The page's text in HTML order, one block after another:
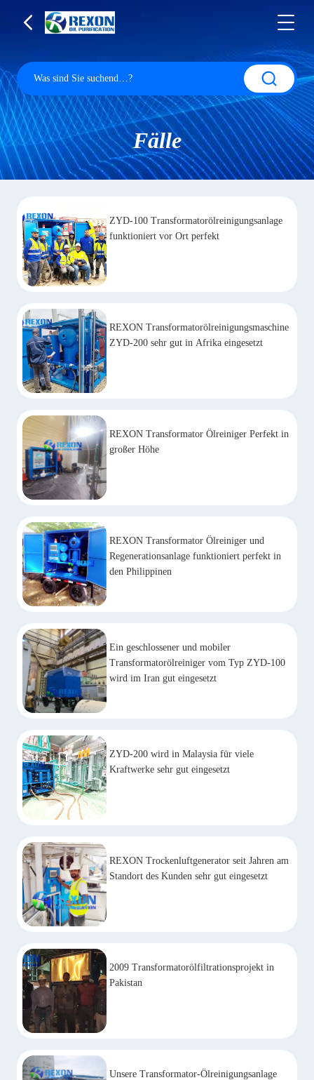
Fälle
ZYD-100 Transformatorölreinigungsanlage
funktioniert vor Ort perfekt
REXON Transformatorölreinigungsmaschine
ZYD-200 sehr gut in Afrika eingesetzt
REXON Transformator Ölreiniger Perfekt in
großer Höhe
REXON Transformator Ölreiniger und
Regenerationsanlage funktioniert perfekt in
den Philippinen
Ein geschlossener und mobiler
Transformatorölreiniger vom Typ ZYD-100
wird im Iran gut eingesetzt
ZYD-200 wird in Malaysia für viele
Kraftwerke sehr gut eingesetzt
REXON Trockenluftgenerator seit Jahren am
Standort des Kunden sehr gut eingesetzt
2009 Transformatorölfiltrationsprojekt in
Pakistan
Unsere Transformator-Ölreinigungsanlage